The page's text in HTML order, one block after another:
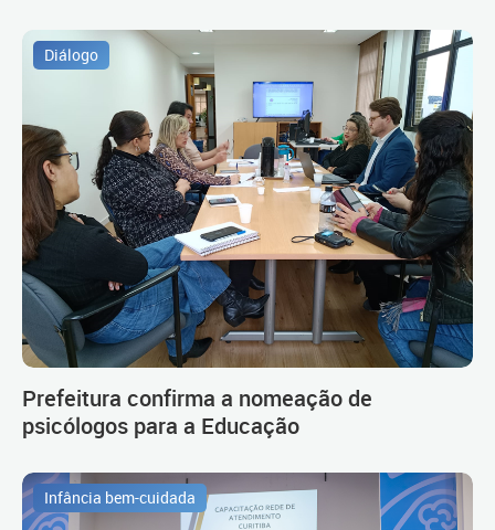
Diálogo
Prefeitura confirma a nomeação de
psicólogos para a Educação
Infância bem-cuidada